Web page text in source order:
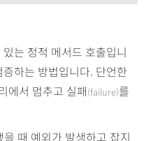
는 정적 메서드 호출입니
하는 방법입니다. 단언한
에서 멈추고 실패(failure)를
때 예외가 발생하고 잡지